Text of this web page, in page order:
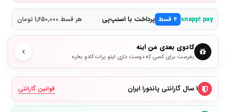
snapp! pay ۴ قسط پرداخت با اسنپ‌پی هر قسط 1,650,000 تومان
کادوی بعدی من اینه
بفرست برای کسی که دوست داری اینو برات کادو بخره
۱ سال گارانتی پاندورا ایران قوانین گارانتی